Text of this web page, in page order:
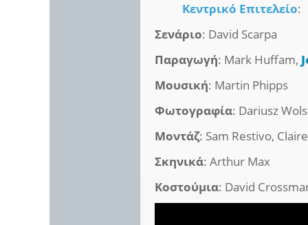
Κεντρικό Επιτελείο:
Σενάριο: David Scarpa
Παραγωγή: Mark Huffam,
Μουσική: Martin Phipps
Φωτογραφία: Dariusz
Μοντάζ: Sam Restivo,
Σκηνικά: Arthur Max
Κοστούμια: David